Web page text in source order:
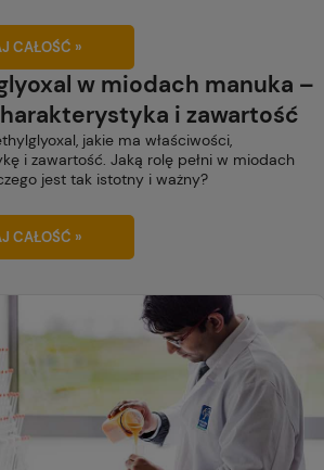
CAŁOŚĆ »
w miodach manuka –
i zawartość
CAŁOŚĆ »
jakie ma właściwości,
i zawartość. Jaką rolę pełni w miodach
jest tak istotny i ważny?